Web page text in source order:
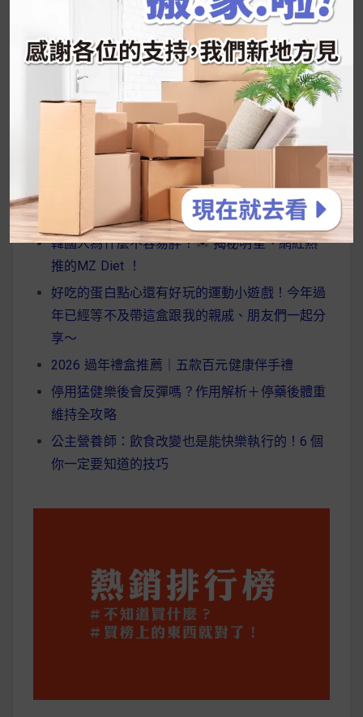
UrMart 為你打造理想生活
字:
近期文章
韓國人為什麼不容易胖？
揭秘明星、網紅熱
推的MZ Diet ！
好吃的蛋白點心還有好玩的運動小遊戲！今年過
年已經等不及帶這盒跟我的親戚、朋友們一起分
享～
2026 過年禮盒推薦｜五款百元健康伴手禮
停用猛健樂後會反彈嗎？作用解析＋停藥後體重
維持全攻略
公主營養師：飲食改變也是能快樂執行的！6 個
你一定要知道的技巧